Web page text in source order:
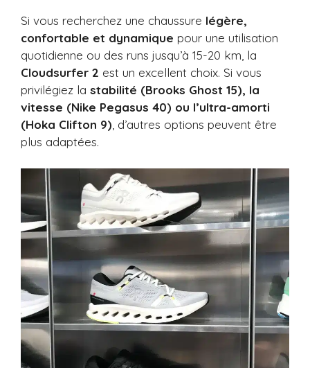
Si vous recherchez une chaussure légère,
confortable et dynamique pour une utilisation
quotidienne ou des runs jusqu’à 15-20 km, la
Cloudsurfer 2 est un excellent choix. Si vous
privilégiez la stabilité (Brooks Ghost 15), la
vitesse (Nike Pegasus 40) ou l’ultra-amorti
(Hoka Clifton 9), d’autres options peuvent être
plus adaptées.